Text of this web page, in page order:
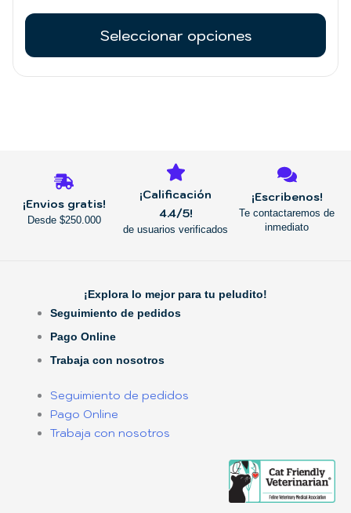
Seleccionar opciones
¡Envios gratis!
Desde $250.000
¡Calificación
4.4/5!
de usuarios verificados
¡Escribenos!
Te contactaremos de
inmediato
¡Explora lo mejor para tu peludito!
Seguimiento de pedidos
Pago Online
Trabaja con nosotros
Seguimiento de pedidos
Pago Online
Trabaja con nosotros